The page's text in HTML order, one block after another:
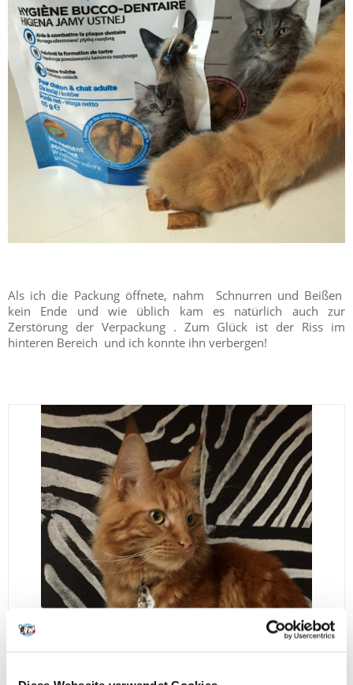
Als ich die Packung öffnete, nahm Schnurren und Beißen
kein Ende und wie üblich kam es natürlich auch zur
Zerstörung der Verpackung . Zum Glück ist der Riss im
hinteren Bereich und ich konnte ihn verbergen!